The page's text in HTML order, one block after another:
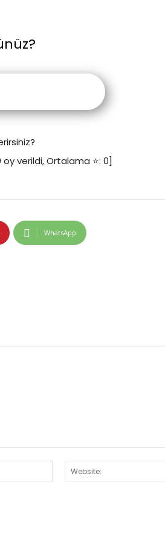
oy verildi, Ortalama ⭐️: 0]
WhatsApp
Posta:*